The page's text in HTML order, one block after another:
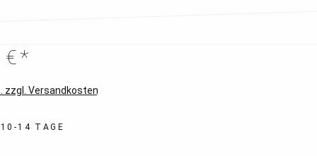
zzgl. Versandkosten
14 TAGE